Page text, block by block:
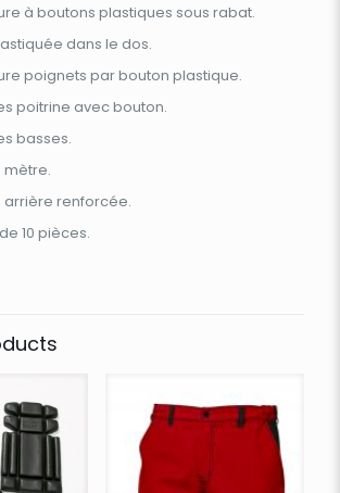
à boutons plastiques sous rabat.
dans le dos.
poignets par bouton plastique.
poitrine avec bouton.
basses.
mètre.
arrière renforcée.
10 pièces.